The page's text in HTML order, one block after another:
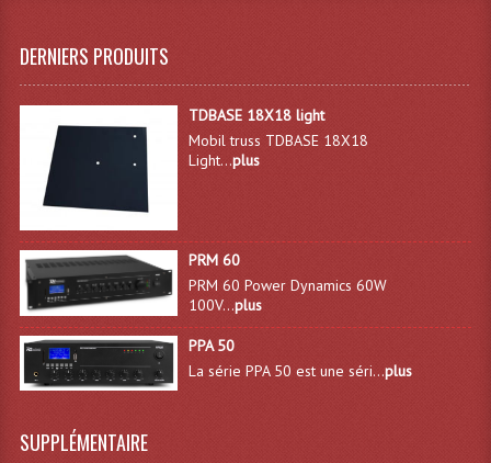
Projecteurs À Leds D'extérieurs
Projecteurs Déco À Leds
Projecteurs Plafonniers Et Encastrés
Projecteurs Traditionnels
Projecteurs Cycliodes
Projecteurs Par : 16 À 64 Et Autres
DERNIERS PRODUITS
TDBASE 18X18 light
Mobil truss TDBASE 18X18
Light...plus
PRM 60
PRM 60 Power Dynamics 60W
100V...plus
PPA 50
La série PPA 50 est une séri...plus
SUPPLÉMENTAIRE